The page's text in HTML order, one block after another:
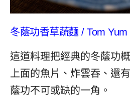
冬蔭功香草蔬麵 / Tom
這道料理把經典的冬蔭功
上面的魚片、炸雲吞、還
蔭功不可或缺的一角。